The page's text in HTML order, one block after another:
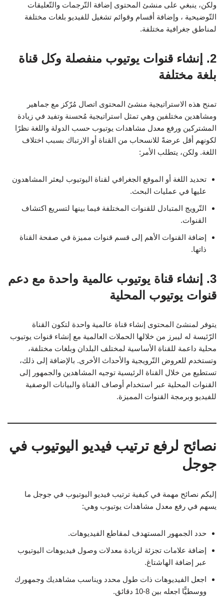
ولكن، ينبغي على منشئ المحتوى إضافة التّرجمات والتّعليقات
التّوضيحية ، وإضافة أقسام وقوائم تشغيل للفيديو بلغات مختلفة
لمناطق جغرافية مختلفة.
2.
إنشاء قنوات يوتيوب منفصلة وكل قناة
بلغة مختلفة
تمنح هذه الاستراتيجية منشئ المحتوى اتصال مُرّكز مع جماهير
ومشاهدين مختلفين وهي تمثل استراتيجية مُحسنة وتفيد في زيادة
المشتركين ورفع معدل مشاهدات يوتيوب حسب الدولة واللغة نظرًا
لكونهم أقل عرضةً للانسحاب من القناة أو الارتباك بسبب اختلاف
اللغة. ولكن، يتطلب الأمر:
تحديد اللغة أو الموقع الجغرافي لقناة اليوتيوب ليعثر المشاهدون
عليها في عمليات البحث.
التّرويج المتبادل للقنوات المختلفة فيما بينها لتسريع اكتشاف
القنوات.
إضافة القنوات الأهم إلى قسم قنوات مميزة في صفحة القناة
ذاتها.
3.
إنشاء قناة يوتيوب عالمية واحدة مع دعم
قنوات يوتيوب المحلية
يتوفر لمنشئ المحتوى إنشاء قناة عالمية واحدة لتكون القناة
الرّئيسة له ليبرز من خلالها الحملات العالمية مع إنشاء قنوات يوتيوب
محلية داعمة للقناة الأساسية لمختلف البلدان وبلغات مختلفة،
وتستخدم للعروض التّرويجية والأحداث الأخرى. بالإضافة إلى ذلك،
تستطيع من خلال القناة الرئيسية توجيه المشاهدين والجمهور إلى
القنوات المحلية عبر استخدام أوصاف القناة والبيانات الوصفية
للفيديو وبرمجة القنوات المميزة.
نصائح لرفع ترتيب فيديو اليوتيوب في
جوجل
إليكم نصائح مهمة في كيفية ترتيب فيديو اليوتيوب في جوجل ما
يسهم في رفع معدل مشاهدات يوتيوب وهي:
حدد الجمهور المستهدف لمقاطع الفيديوهات.
إضافة علامات تجزئة لزيادة معدلات وصول فيديوهات اليوتيوب
عبر إضافة الهاشتاغ.
اجعل الفيديوهات ذات طول محدد ويناسب مشاهديك وجمهورك
ووسطيًّا اجعله بين 8-10 دقائق.